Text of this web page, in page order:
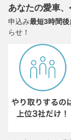
あなたの愛車、
申込み最短3時間後
らせ！